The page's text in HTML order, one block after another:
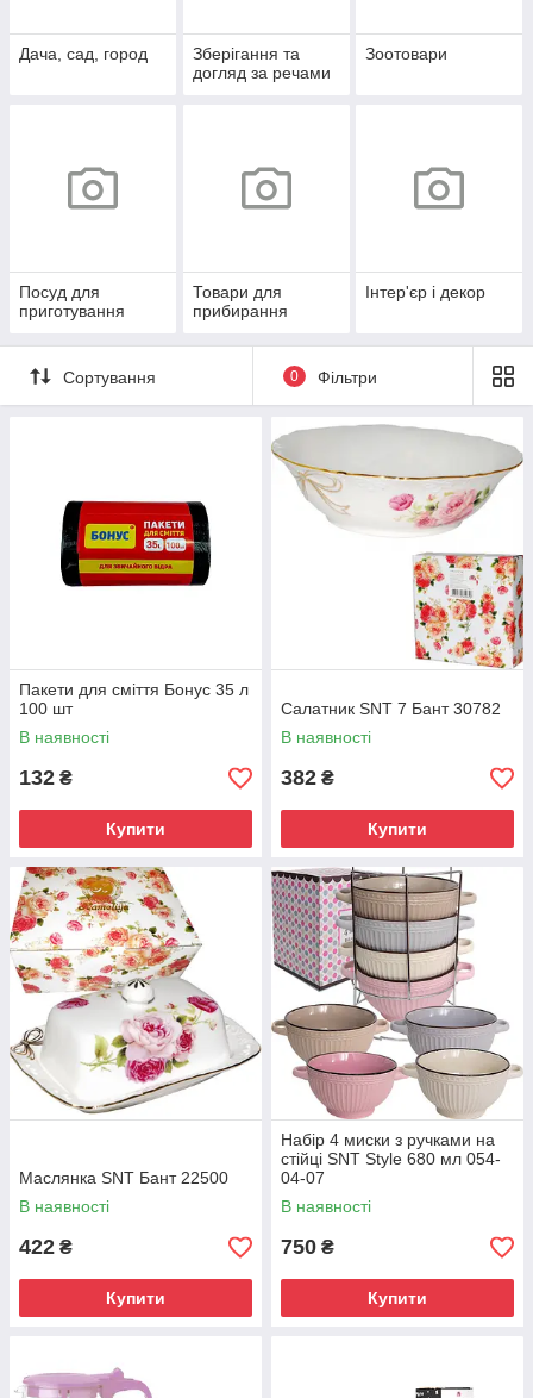
Дача, сад, город
Зберігання та
догляд за речами
Зоотовари
Посуд для
приготування
Товари для
прибирання
Інтер'єр і декор
Сортування 0 Фільтри
Пакети для сміття Бонус 35 л
100 шт
В наявності
132 ₴
Купити
Салатник SNT 7 Бант 30782
В наявності
382 ₴
Купити
Маслянка SNT Бант 22500
В наявності
422 ₴
Купити
Набір 4 миски з ручками на
стійці SNT Style 680 мл 054-
04-07
В наявності
750 ₴
Купити